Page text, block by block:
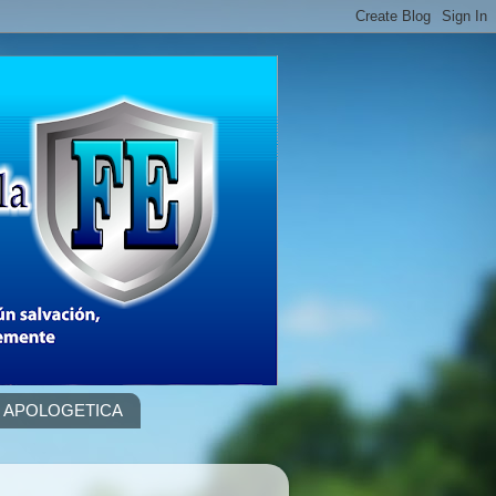
APOLOGETICA